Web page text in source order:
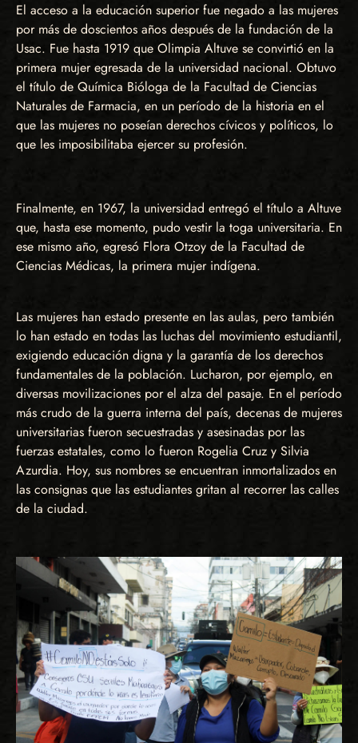
El acceso a la educación superior fue negado a las mujeres
por más de doscientos años después de la fundación de la
Usac. Fue hasta 1919 que Olimpia Altuve se convirtió en la
primera mujer egresada de la universidad nacional. Obtuvo
el título de Química Bióloga de la Facultad de Ciencias
Naturales de Farmacia, en un período de la historia en el
que las mujeres no poseían derechos cívicos y políticos, lo
que les imposibilitaba ejercer su profesión.
Finalmente, en 1967, la universidad entregó el título a Altuve
que, hasta ese momento, pudo vestir la toga universitaria. En
ese mismo año, egresó Flora Otzoy de la Facultad de
Ciencias Médicas, la primera mujer indígena.
Las mujeres han estado presente en las aulas, pero también
lo han estado en todas las luchas del movimiento estudiantil,
exigiendo educación digna y la garantía de los derechos
fundamentales de la población. Lucharon, por ejemplo, en
diversas movilizaciones por el alza del pasaje. En el período
más crudo de la guerra interna del país, decenas de mujeres
universitarias fueron secuestradas y asesinadas por las
fuerzas estatales, como lo fueron Rogelia Cruz y Silvia
Azurdia. Hoy, sus nombres se encuentran inmortalizados en
las consignas que las estudiantes gritan al recorrer las calles
de la ciudad.